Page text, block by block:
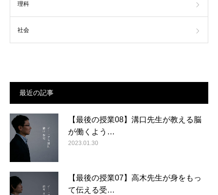
理科
社会
最近の記事
【最後の授業08】溝口先生が教える脳
が働くよう…
2023.01.30
【最後の授業07】高木先生が身をもっ
て伝える受…